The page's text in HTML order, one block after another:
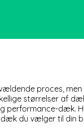
proces,
størrelser af
performance-dæk.
du vælger til din